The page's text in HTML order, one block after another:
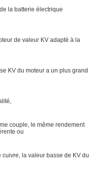
la batterie électrique
de valeur KV adapté à la
KV du moteur a un plus grand
couple, le même rendement
ou
la valeur basse de KV du